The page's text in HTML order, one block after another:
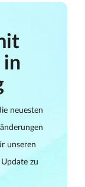
in
neuesten
unseren
zu